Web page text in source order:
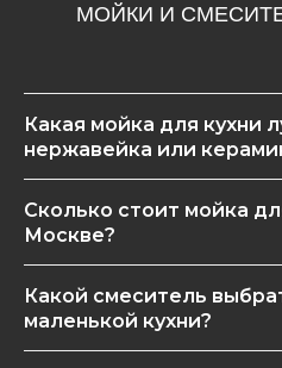
МОЙКИ И
Какая мойка для кухни
нержавейка или
Сколько стоит мойка
Москве?
Какой смеситель
маленькой кухни?